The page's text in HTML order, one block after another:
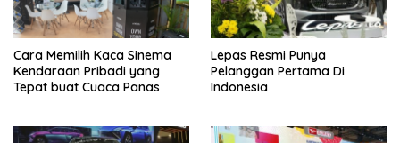
Cara Memilih Kaca Sinema
Kendaraan Pribadi yang
Tepat buat Cuaca Panas
Lepas Resmi Punya
Pelanggan Pertama Di
Indonesia